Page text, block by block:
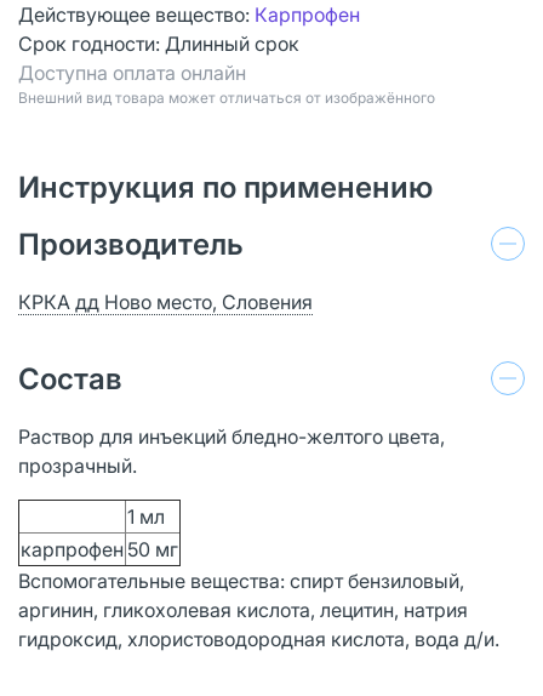
Действующее вещество: Карпрофен
Срок годности: Длинный срок
Доступна оплата онлайн
Bнешний вид товара может отличаться от изображённого
Инструкция по применению
Производитель
КРКА дд Ново место, Словения
Состав
Раствор для инъекций бледно-желтого цвета,
прозрачный.
1 мл
карпрофен 50 мг
Вспомогательные вещества: спирт бензиловый,
аргинин, гликохолевая кислота, лецитин, натрия
гидроксид, хлористоводородная кислота, вода д/и.